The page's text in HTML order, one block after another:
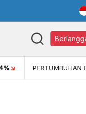
PERTUMBUHAN